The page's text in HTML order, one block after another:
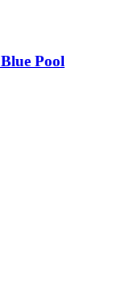
Pool